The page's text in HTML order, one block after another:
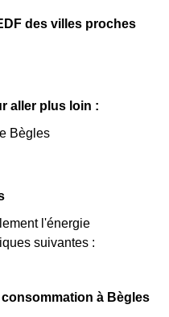
des villes proches
aller plus loin :
Bègles
l'énergie
suivantes :
à Bègles